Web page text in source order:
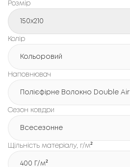
Розмір
150x210
Колір
Кольоровий
Наповнювач
Полієфірне Волокно Double Air
Сезон ковдри
Всесезонне
Щільність матеріалу, г/м²
400 Г/м²